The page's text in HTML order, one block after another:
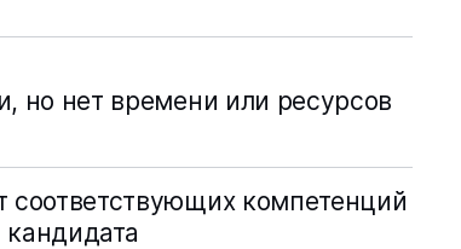
но нет времени или ресурсов
компетенций